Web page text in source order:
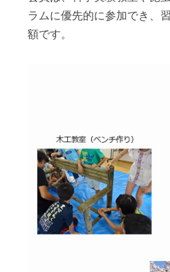
ラムに優先的に参加でき、
額です。